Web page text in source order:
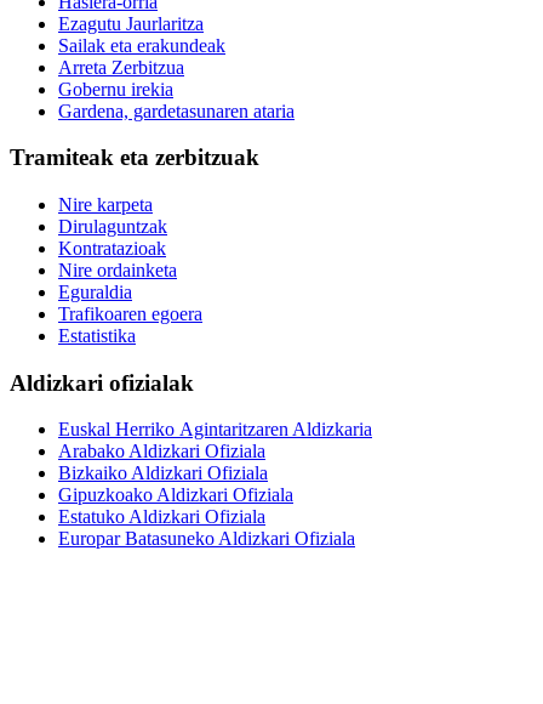
Ezagutu Jaurlaritza
Sailak eta erakundeak
Arreta Zerbitzua
Gobernu irekia
Gardena, gardetasunaren ataria
Tramiteak eta zerbitzuak
Nire karpeta
Dirulaguntzak
Kontratazioak
Nire ordainketa
Eguraldia
Trafikoaren egoera
Estatistika
Aldizkari ofizialak
Euskal Herriko Agintaritzaren Aldizkaria
Arabako Aldizkari Ofiziala
Bizkaiko Aldizkari Ofiziala
Gipuzkoako Aldizkari Ofiziala
Estatuko Aldizkari Ofiziala
Europar Batasuneko Aldizkari Ofiziala